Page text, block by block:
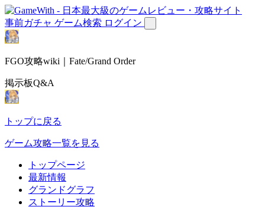
事前ガチャ ゲーム検索 ログイン
FGO攻略wiki｜Fate/Grand Order
掲示板Q&A
トップに戻る
ゲーム攻略一覧を見る
トップページ
最新情報
グランドグラフ
ストーリー攻略